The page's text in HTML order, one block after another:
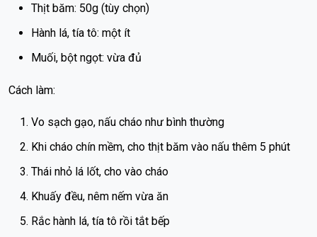
Thịt băm: 50g (tùy chọn)
Hành lá, tía tô: một ít
Muối, bột ngọt: vừa đủ
Cách làm:
Vo sạch gạo, nấu cháo như bình thường
Khi cháo chín mềm, cho thịt băm vào nấu thêm 5 phút
Thái nhỏ lá lốt, cho vào cháo
Khuấy đều, nêm nếm vừa ăn
Rắc hành lá, tía tô rồi tắt bếp